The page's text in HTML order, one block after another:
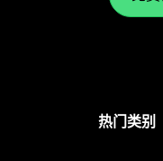
热门类别